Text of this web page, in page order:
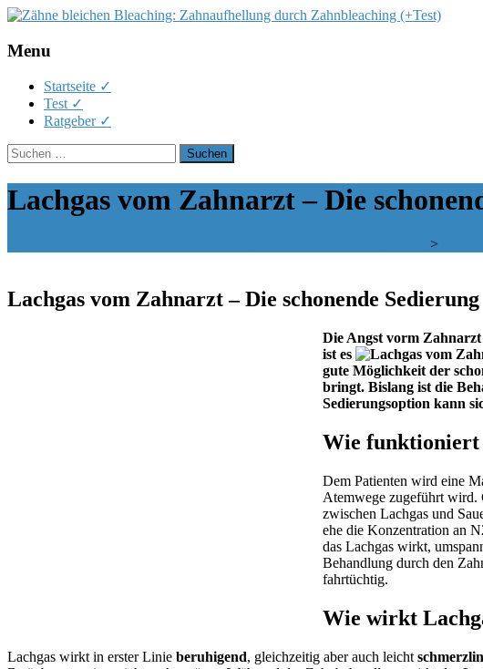
Menu
Skip
content
Startseite ✓
Test ✓
Ratgeber ✓
Suchen
nach:
Lachgas vom Zahnarzt – Die
>
Lachgas vom Zahnarzt – Die schonende Sedierung
Die Angst vorm
ist es
gute Möglichkeit der
bringt. Bislang ist die
Sedierungsoption kann
Wie funktioniert
Dem Patienten wird eine
Atemwege zugeführt wird.
zwischen Lachgas und
ehe die Konzentration an
das Lachgas wirkt,
Behandlung durch den
fahrtüchtig.
Wie wirkt
Lachgas wirkt in erster Linie beruhigend, gleichzeitig aber auch leicht